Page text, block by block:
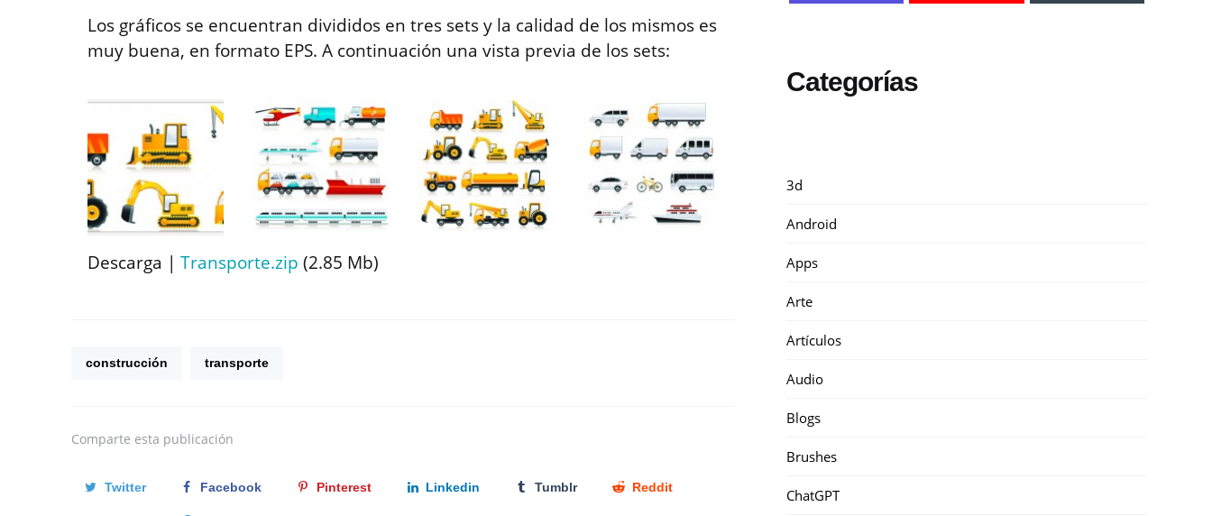
Los gráficos se encuentran divididos en tres sets y la calidad de los mismos es
muy buena, en formato EPS. A continuación una vista previa de los sets:
Descarga | Transporte.zip (2.85 Mb)
construcción transporte
Comparte esta publicación
Twitter Facebook Pinterest Linkedin Tumblr Reddit
Categorías
3d
Android
Apps
Arte
Artículos
Audio
Blogs
Brushes
ChatGPT